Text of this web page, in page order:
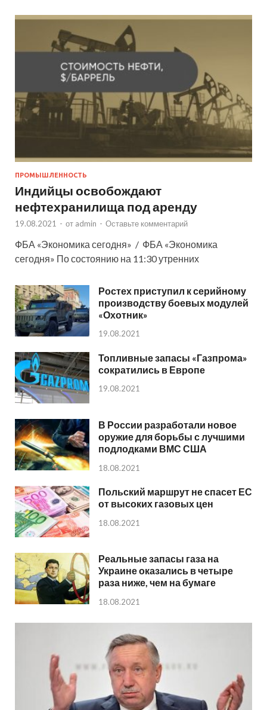
ПРОМЫШЛЕННОСТЬ
Индийцы освобождают
нефтехранилища под аренду
19.08.2021 - от admin - Оставьте комментарий
ФБА «Экономика сегодня» / ФБА «Экономика
сегодня» По состоянию на 11:30 утренних
Ростех приступил к серийному
производству боевых модулей
«Охотник»
19.08.2021
Топливные запасы «Газпрома»
сократились в Европе
19.08.2021
В России разработали новое
оружие для борьбы с лучшими
подлодками ВМС США
18.08.2021
Польский маршрут не спасет ЕС
от высоких газовых цен
18.08.2021
Реальные запасы газа на
Украине оказались в четыре
раза ниже, чем на бумаге
18.08.2021